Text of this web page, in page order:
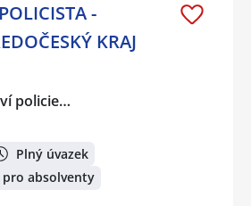
-
KRAJ
policie…
Plný úvazek
absolventy